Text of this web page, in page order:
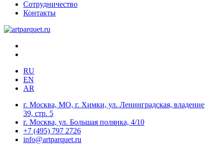
Сотрудничество
Контакты
RU
EN
AR
г. Москва, МО, г. Химки, ул. Ленинградская, владение
39, стр. 5
г. Москва, ул. Большая полянка, 4/10
+7 (495) 797 2726
info@artparquet.ru